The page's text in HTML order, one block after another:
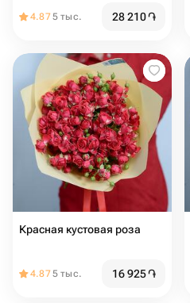
4.875 тыс. 28 210֏
Красная кустовая роза
4.875 тыс. 16 925֏